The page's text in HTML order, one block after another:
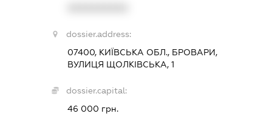
dossier.address:
07400, КИЇВСЬКА ОБЛ., БРОВАРИ,
ВУЛИЦЯ ЩОЛКІВСЬКА, 1
dossier.capital:
46 000 грн.